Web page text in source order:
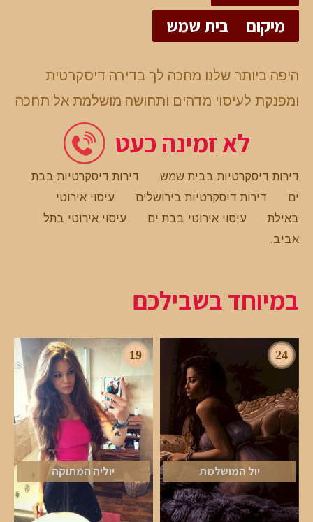
מיקום
בית שמש
היפה ביותר שלנו מחכה לך בדירה דיסקרטית
ומפנקת לעיסוי מדהים ותחושה מושלמת אל תחכה
לא זמינה כעט
דירות דיסקרטיות בבית שמש
דירות דיסקרטיות בבת
ים
דירות דיסקרטיות בירושלים
עיסוי אירוטי
באילת
עיסוי אירוטי בבת ים
עיסוי אירוטי בתל
אביב.
במיוחד בשבילכם
24
יול המושלמת
19
יוליה המתוקה